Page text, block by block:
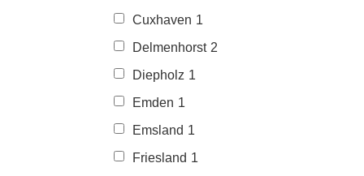
Cuxhaven 1
Delmenhorst 2
Diepholz 1
Emden 1
Emsland 1
Friesland 1